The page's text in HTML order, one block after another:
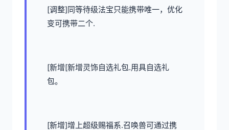
[调整]同等待级法宝只能携带唯一，优化
变可携带二个.
[新增[新增灵饰自选礼包.用具自选礼
包。
[新增]增上超级赐福系.召唤兽可通过携